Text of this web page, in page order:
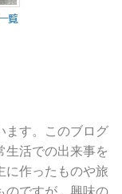
ます。このブログ
生活での出来事を
に作ったものや旅